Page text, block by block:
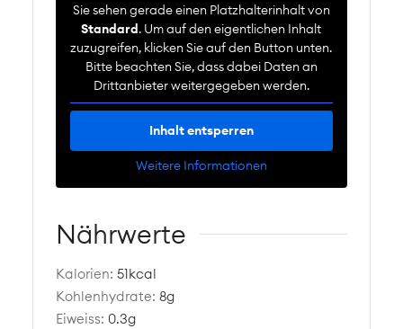
Sie sehen gerade einen Platzhalterinhalt von
Standard. Um auf den eigentlichen Inhalt
zuzugreifen, klicken Sie auf den Button unten.
Bitte beachten Sie, dass dabei Daten an
Drittanbieter weitergegeben werden.
Inhalt entsperren
Weitere Informationen
Nährwerte
Kalorien:51kcal
Kohlenhydrate:8g
Eiweiss: 0.3g